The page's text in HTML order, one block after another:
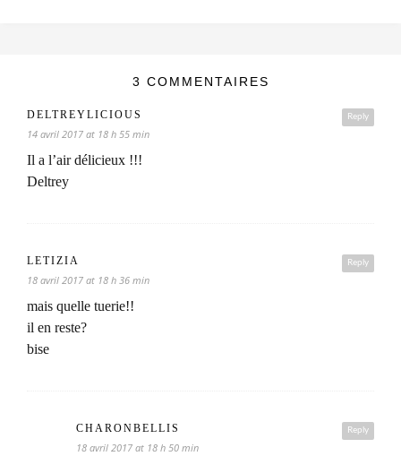
3 COMMENTAIRES
Reply
DELTREYLICIOUS
14 avril 2017 at 18 h 55 min
Il a l’air délicieux !!!
Deltrey
Reply
LETIZIA
18 avril 2017 at 18 h 36 min
mais quelle tuerie!!
il en reste?
bise
Reply
CHARONBELLIS
18 avril 2017 at 18 h 50 min